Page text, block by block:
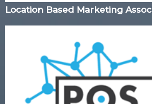
Location Based Marketing